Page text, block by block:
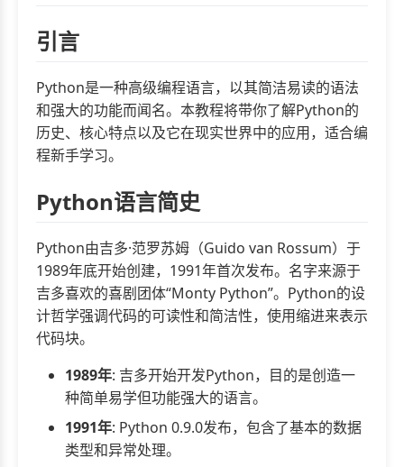
引言
Python是一种高级编程语言，以其简洁易读的语法
和强大的功能而闻名。本教程将带你了解Python的
历史、核心特点以及它在现实世界中的应用，适合编
程新手学习。
Python语言简史
Python由吉多·范罗苏姆（Guido van Rossum）于
1989年底开始创建，1991年首次发布。名字来源于
吉多喜欢的喜剧团体“Monty Python”。Python的设
计哲学强调代码的可读性和简洁性，使用缩进来表示
代码块。
1989年: 吉多开始开发Python，目的是创造一
种简单易学但功能强大的语言。
1991年: Python 0.9.0发布，包含了基本的数据
类型和异常处理。